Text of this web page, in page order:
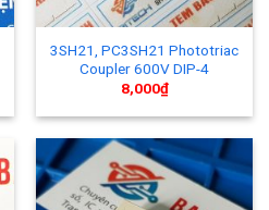
3SH21, PC3SH21 Phototriac
Coupler 600V DIP-4
8,000₫